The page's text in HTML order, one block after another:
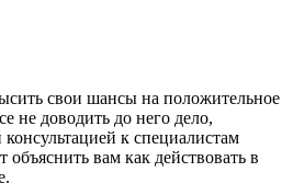
свои шансы на положительное
не доводить до него дело,
консультацией к специалистам
вам как действовать в